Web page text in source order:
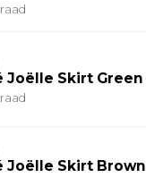
Joëlle Skirt Green
Joëlle Skirt Brown